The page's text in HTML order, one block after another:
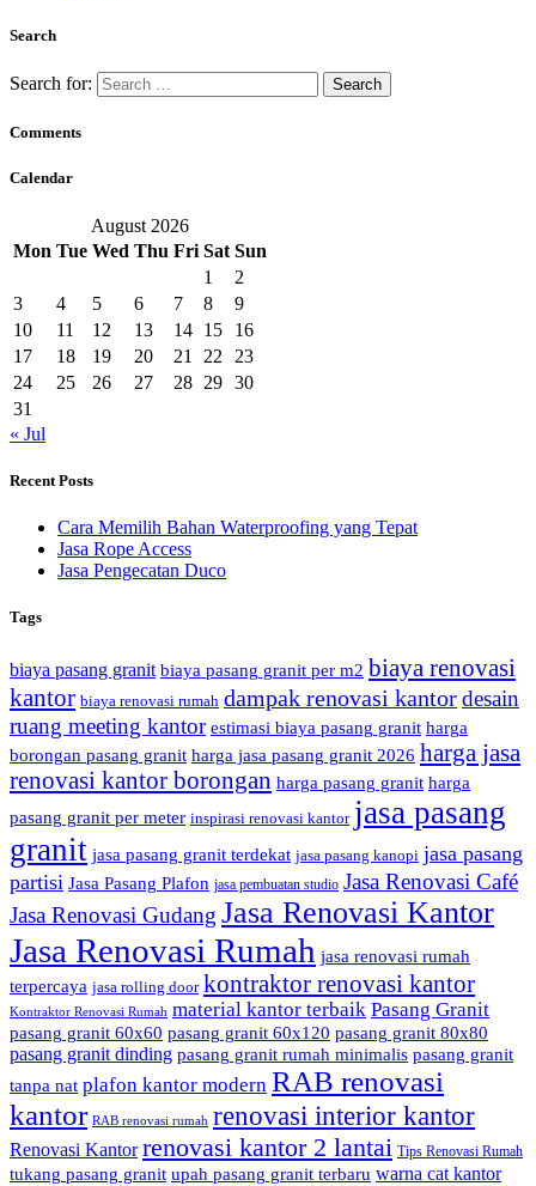
Search
Search for:
Comments
Calendar
August 2026
Mon Tue Wed Thu Fri Sat Sun
1
2
3
4 5 6 7 8
9
10
11 12 13 14 15
16
17
18 19 20 21 22
23
24
25 26 27 28 29 30
31
« Jul
Recent Posts
Cara Memilih Bahan Waterproofing yang Tepat
Jasa Rope Access
Jasa Pengecatan Duco
Tags
biaya pasang granit biaya pasang granit per m2 biaya renovasi
kantor biaya renovasi rumah dampak renovasi kantordesain
ruang meeting kantor estimasi biaya pasang granit harga
borongan pasang granit harga jasa pasang granit 2026 harga jasa
renovasi kantor borongan harga pasang granit harga
pasang granit per meter inspirasi renovasi kantor jasa pasang
granit jasa pasang granit terdekat jasa pasang kanopi jasa pasang
partisi Jasa Pasang Plafon jasa pembuatan studio Jasa Renovasi Café
Jasa Renovasi Gudang Jasa Renovasi Kantor
Jasa Renovasi Rumah jasa renovasi rumah
terpercaya jasa rolling door kontraktor renovasi kantor
Kontraktor Renovasi Rumah material kantor terbaik Pasang Granit
pasang granit 60x60 pasang granit 60x120 pasang granit 80x80
pasang granit dinding pasang granit rumah minimalis pasang granit
tanpa nat plafon kantor modern RAB renovasi
kantor RAB renovasi rumah renovasi interior kantor
Renovasi Kantor renovasi kantor 2 lantai Tips Renovasi Rumah
tukang pasang granit upah pasang granit terbaru warna cat kantor